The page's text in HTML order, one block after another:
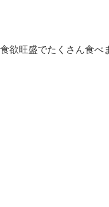
欲旺盛でたくさん食べ